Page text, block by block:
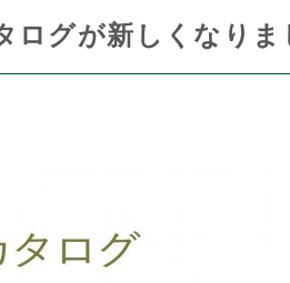
ログが新しくなりま